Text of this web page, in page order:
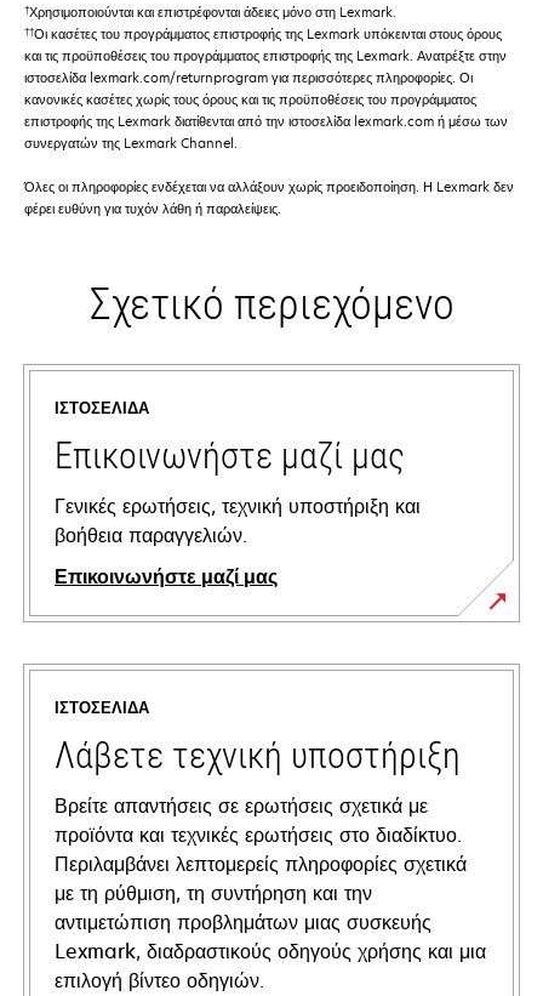
†Χρησιμοποιούνται και επιστρέφονται άδειες μόνο στη Lexmark.
††Οι κασέτες του προγράμματος επιστροφής της Lexmark υπόκεινται στους όρους
και τις προϋποθέσεις του προγράμματος επιστροφής της Lexmark. Ανατρέξτε στην
ιστοσελίδα lexmark.com/returnprogram για περισσότερες πληροφορίες. Οι
κανονικές κασέτες χωρίς τους όρους και τις προϋποθέσεις του προγράμματος
επιστροφής της Lexmark διατίθενται από την ιστοσελίδα lexmark.com ή μέσω των
συνεργατών της Lexmark Channel.
Όλες οι πληροφορίες ενδέχεται να αλλάξουν χωρίς προειδοποίηση. Η Lexmark δεν
φέρει ευθύνη για τυχόν λάθη ή παραλείψεις.
Σχετικό περιεχόμενο
ΙΣΤΟΣΕΛΊΔΑ
Επικοινωνήστε μαζί μας
Γενικές ερωτήσεις, τεχνική υποστήριξη και
βοήθεια παραγγελιών.
Επικοινωνήστε μαζί μας
ΙΣΤΟΣΕΛΊΔΑ
Λάβετε τεχνική υποστήριξη
Βρείτε απαντήσεις σε ερωτήσεις σχετικά με
προϊόντα και τεχνικές ερωτήσεις στο διαδίκτυο.
Περιλαμβάνει λεπτομερείς πληροφορίες σχετικά
με τη ρύθμιση, τη συντήρηση και την
αντιμετώπιση προβλημάτων μιας συσκευής
Lexmark, διαδραστικούς οδηγούς χρήσης και μια
επιλογή βίντεο οδηγιών.